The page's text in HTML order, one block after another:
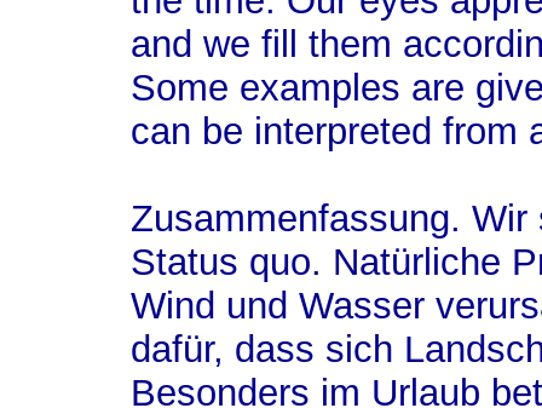
and we fill them
Some examples are
can be interpreted from
Zusammenfassung.Wir
Status quo. Natürliche
Wind und Wasser
dafür, dass sich
Besonders im Urlaub